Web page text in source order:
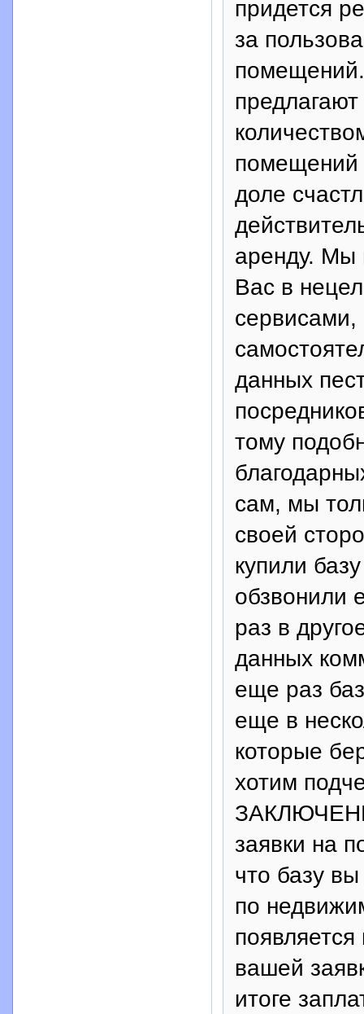
придется
за
помещений
доле
аренду. Мы
Вас в
сервисами,
данных
тому
сам, мы
своей
купили
обзвонили
раз в
данных
еще раз
еще в
которые
хотим
заявки на
что базу
по
вашей
итоге